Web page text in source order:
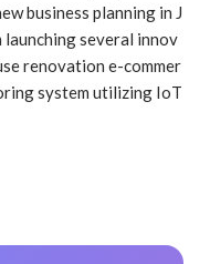
business planning in J
launching several innov
renovation e-commer
system utilizing IoT